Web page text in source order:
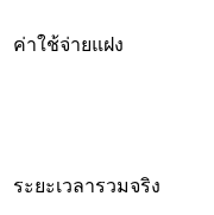
ค่าใช้จ่ายแฝง
ระยะเวลารวมจริง